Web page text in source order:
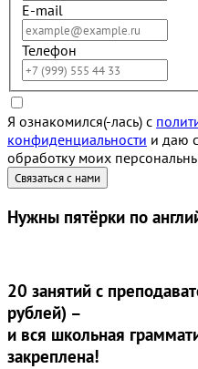
E-mail
Телефон
Я ознакомился(-лась) с
конфиденциальности и даю
обработку моих
Нужны пятёрки по
20 занятий с
рублей) –
и вся школьная
закреплена!